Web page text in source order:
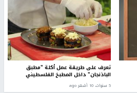
تعرف على طريقة عمل أكلة "مطبق
الباذنجان" داخل المطبخ الفلسطيني
5 سنوات، 10 أشهر ago